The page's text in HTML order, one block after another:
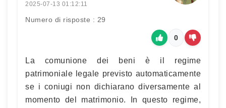
2025-07-13 01:12:11
Numero di risposte : 29
0
La comunione dei beni è il regime
patrimoniale legale previsto automaticamente
se i coniugi non dichiarano diversamente al
momento del matrimonio. In questo regime,